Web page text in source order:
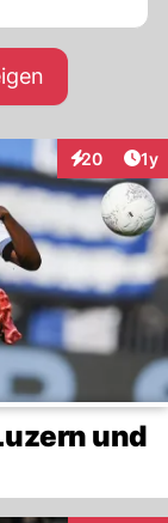
20 1y
und